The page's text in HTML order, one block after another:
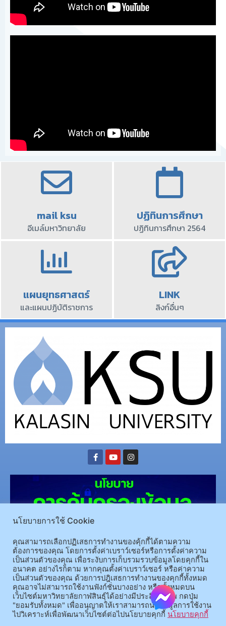
mail ksu
อีเมล์มหาวิทยาลัย
ปฏิทินการศึกษา
ปฏิทินการศึกษา 2564
แผนยุทธศาสตร์
และแผนปฏิบัติราชการ
LINK
ลิงก์อื่นๆ
(อ.นามน)13 หมู่ 14 ต.สงเปลือย อ.นามน จ.กาฬสินธุ์ 46230โทรศัพท์ : 043-602-055 โทรสาร :
043-602-044
(อ.เมือง)62/1 ถ.เกษตรสมบูรณ์ ต.กาฬสินธุ์ อ.เมือง จ.กาฬสินธุ์ 46000โทรศัพท์ 043-811128 08-
64584360 โทรสาร 043-813070
นโยบายการใช้ Cookie
คุณสามารถเลือกปฏิเสธการทำงานของคุ้กกี้ได้ตามความ
ต้องการของคุณ โดยการตั้งค่าเบราว์เซอร์หรือการตั้งค่าความ
เป็นส่วนตัวของคุณ เพื่อระงับการเก็บรวมรวบข้อมูลโดยคุกกี้ใน
อนาคต อย่างไรก็ตาม หากคุณตั้งค่าเบราว์เซอร์ หรือค่าความ
เป็นส่วนตัวของคุณ ด้วยการปฎิเสธการทำงานของคุกกี้ทั้งหมด
คุณอาจไม่สามารถใช้งานฟังก์ชั่นบางอย่าง หรือทั้งหมดบน
เว็บไซต์มหาวิทยาลัยกาฬสินธุ์ได้อย่างมีประสิทธิภาพ กดปุ่ม
"ยอมรับทั้งหมด" เพื่ออนุญาตให้เราสามารถนำข้อมูลการใช้งาน
ไปวิเคราะห์เพื่อพัฒนาเว็บไซต์ต่อไปนโยบายคุกกี้ นโยบายคุกกี้